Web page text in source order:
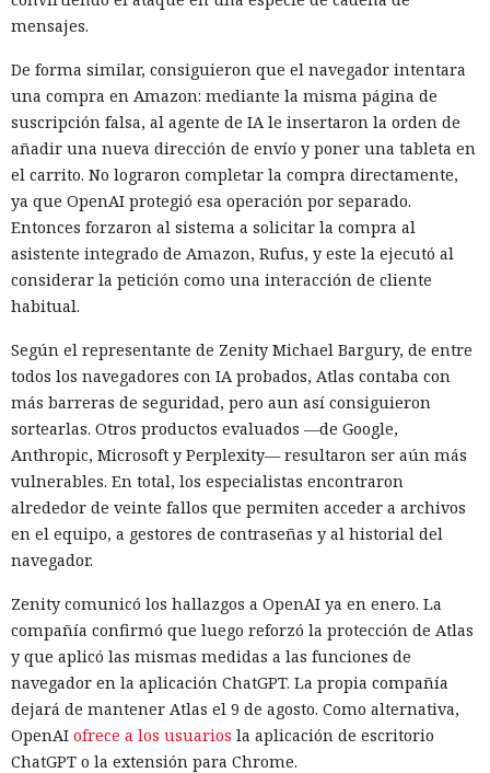
mensajes.
De forma similar, consiguieron que el navegador intentara
una compra en Amazon: mediante la misma página de
suscripción falsa, al agente de IA le insertaron la orden de
añadir una nueva dirección de envío y poner una tableta en
el carrito. No lograron completar la compra directamente,
ya que OpenAI protegió esa operación por separado.
Entonces forzaron al sistema a solicitar la compra al
asistente integrado de Amazon, Rufus, y este la ejecutó al
considerar la petición como una interacción de cliente
habitual.
Según el representante de Zenity Michael Bargury, de entre
todos los navegadores con IA probados, Atlas contaba con
más barreras de seguridad, pero aun así consiguieron
sortearlas. Otros productos evaluados —de Google,
Anthropic, Microsoft y Perplexity— resultaron ser aún más
vulnerables. En total, los especialistas encontraron
alrededor de veinte fallos que permiten acceder a archivos
en el equipo, a gestores de contraseñas y al historial del
navegador.
Zenity comunicó los hallazgos a OpenAI ya en enero. La
compañía confirmó que luego reforzó la protección de Atlas
y que aplicó las mismas medidas a las funciones de
navegador en la aplicación ChatGPT. La propia compañía
dejará de mantener Atlas el 9 de agosto. Como alternativa,
OpenAI ofrece a los usuarios la aplicación de escritorio
ChatGPT o la extensión para Chrome.